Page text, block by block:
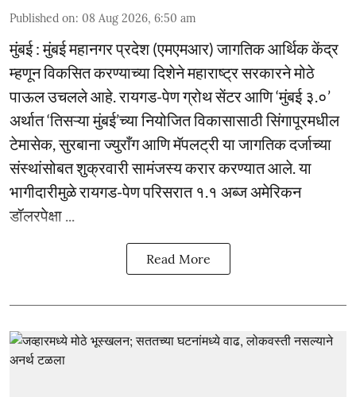
Published on: 08 Aug 2026, 6:50 am
मुंबई : मुंबई महानगर प्रदेश (एमएमआर) जागतिक आर्थिक केंद्र
म्हणून विकसित करण्याच्या दिशेने महाराष्ट्र सरकारने मोठे
पाऊल उचलले आहे. रायगड-पेण ग्रोथ सेंटर आणि ‘मुंबई ३.०’
अर्थात ‘तिसऱ्या मुंबई’च्या नियोजित विकासासाठी सिंगापूरमधील
टेमासेक, सुरबाना ज्युराँग आणि मॅपलट्री या जागतिक दर्जाच्या
संस्थांसोबत शुक्रवारी सामंजस्य करार करण्यात आले. या
भागीदारीमुळे रायगड-पेण परिसरात १.१ अब्ज अमेरिकन
डॉलरपेक्षा ...
Read More